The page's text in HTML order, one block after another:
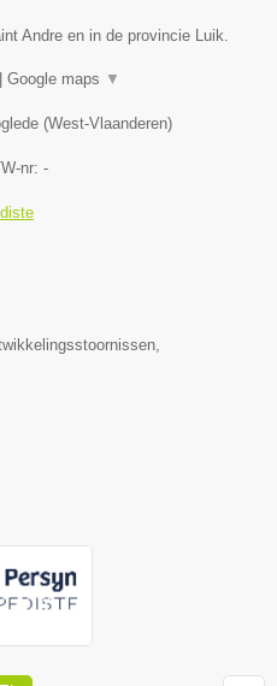
Andre en in de provincie Luik.
| Google maps ▼
(West-Vlaanderen)
nr: -